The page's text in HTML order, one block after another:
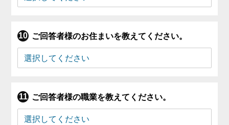
ご回答者様のお住まいを教えてください。
ご回答者様の職業を教えてください。